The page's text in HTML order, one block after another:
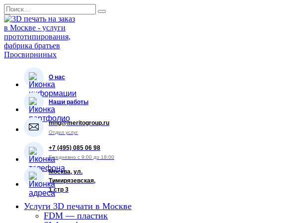
Перейти
к
содержанию
Search
for:
О нас
Наши работы
mng@meritogroup.ru
Отдел услуг
+7 (495) 085 06 98
Ежедневно с 9:00 до 18:00
Москва, ул.
Тимирязевская,
1 стр 3
Услуги 3D печати в Москве
FDM — пластик